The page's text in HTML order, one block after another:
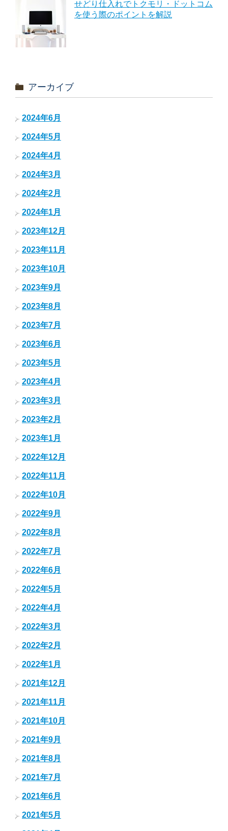
せどり仕入れでトクモリ・ドットコム
を使う際のポイントを解説
アーカイブ
2024年6月
2024年5月
2024年4月
2024年3月
2024年2月
2024年1月
2023年12月
2023年11月
2023年10月
2023年9月
2023年8月
2023年7月
2023年6月
2023年5月
2023年4月
2023年3月
2023年2月
2023年1月
2022年12月
2022年11月
2022年10月
2022年9月
2022年8月
2022年7月
2022年6月
2022年5月
2022年4月
2022年3月
2022年2月
2022年1月
2021年12月
2021年11月
2021年10月
2021年9月
2021年8月
2021年7月
2021年6月
2021年5月